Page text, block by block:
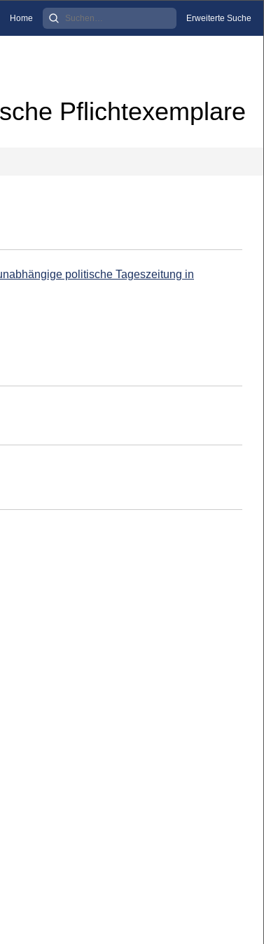
Home Erweiterte Suche
Pflichtexemplare
politische Tageszeitung in